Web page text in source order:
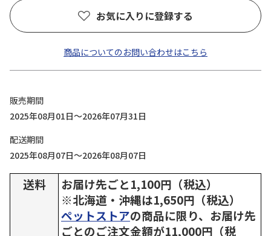
お気に入りに登録する
商品についてのお問い合わせはこちら
販売期間
2025年08月01日～2026年07月31日
配送期間
2025年08月07日～2026年08月07日
送料
お届け先ごと1,100円（税込）
※北海道・沖縄は1,650円（税込）
ペットストアの商品に限り、お届け先
ごとのご注文金額が11,000円（税